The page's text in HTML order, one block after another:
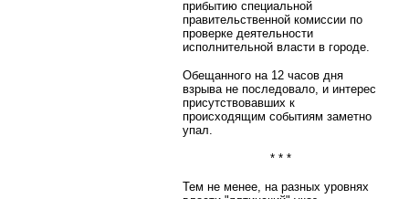
прибытию специальной
правительственной комиссии по
проверке деятельности
исполнительной власти в городе.
Обещанного на 12 часов дня
взрыва не последовало, и интерес
присутствовавших к
происходящим событиям заметно
упал.
* * *
Тем не менее, на разных уровнях